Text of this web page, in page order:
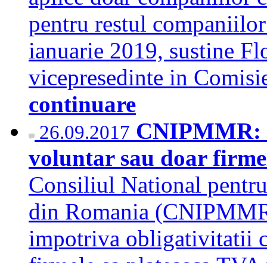
pentru restul
ianuarie 2019, sustine
vicepresedinte in
continuare
26.09.2017 CNIPMMR:
voluntar sau doar
Consiliul National
din Romania
impotriva obligativitatii